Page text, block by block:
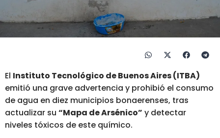
El Instituto Tecnológico de Buenos Aires (ITBA)
emitió una grave advertencia y prohibió el consumo
de agua en diez municipios bonaerenses, tras
actualizar su “Mapa de Arsénico” y detectar
niveles tóxicos de este químico.